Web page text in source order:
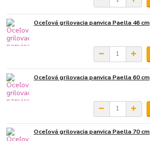
Oceľová grilovacia panvica Paella 46 cm
Oceľová grilovacia panvica Paella 60 cm
Oceľová grilovacia panvica Paella 70 cm